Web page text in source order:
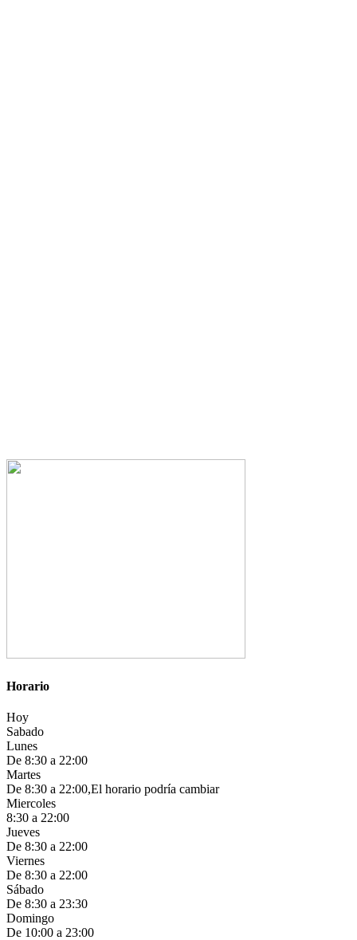
Horario
Hoy
Sabado
Lunes
De 8:30 a 22:00
Martes
De 8:30 a 22:00,El horario podría cambiar
Miercoles
8:30 a 22:00
Jueves
De 8:30 a 22:00
Viernes
De 8:30 a 22:00
Sábado
De 8:30 a 23:30
Domingo
De 10:00 a 23:00